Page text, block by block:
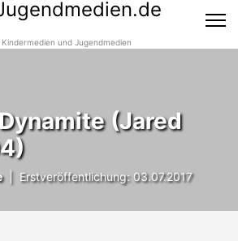
und Jugendmedien
(Jared
| Erstveröffentlichung: 03.07.2017